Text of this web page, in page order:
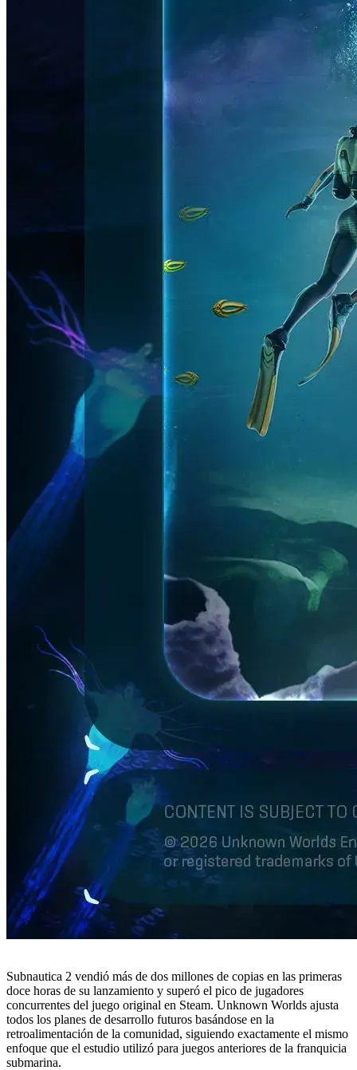
Subnautica 2 vendió más de dos millones de copias en las primeras
doce horas de su lanzamiento y superó el pico de jugadores
concurrentes del juego original en Steam. Unknown Worlds ajusta
todos los planes de desarrollo futuros basándose en la
retroalimentación de la comunidad, siguiendo exactamente el mismo
enfoque que el estudio utilizó para juegos anteriores de la franquicia
submarina.